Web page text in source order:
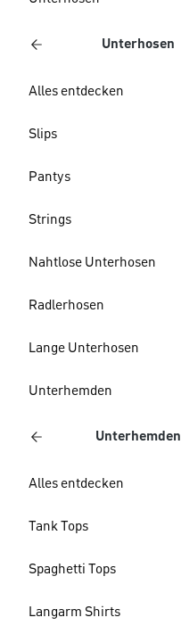
Unterhosen
Alles entdecken
Slips
Pantys
Strings
Nahtlose Unterhosen
Radlerhosen
Lange Unterhosen
Unterhemden
Unterhemden
Alles entdecken
Tank Tops
Spaghetti Tops
Langarm Shirts